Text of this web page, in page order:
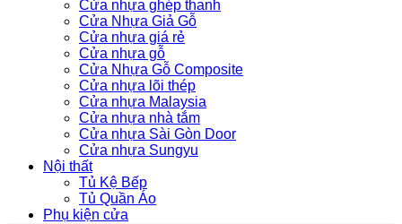
Cửa nhựa ghép thanh
Cửa Nhựa Giả Gỗ
Cửa nhựa giá rẻ
Cửa nhựa gỗ
Cửa Nhựa Gỗ Composite
Cửa nhựa lõi thép
Cửa nhựa Malaysia
Cửa nhựa nhà tắm
Cửa nhựa Sài Gòn Door
Cửa nhựa Sungyu
Nội thất
Tủ Kệ Bếp
Tủ Quần Áo
Phụ kiện cửa